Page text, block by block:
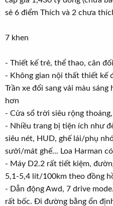
r
sẻ 6 điểm Thích và 2 chưa
7 khen
- Thiết kế trẻ, thể thao, cân
- Không gian nội thất thiết kế
Trần xe đổi sang vải màu
hơn
- Cửa sổ trời siêu rộng
- Nhiều trang bị tiện ích như
siêu nét, HUD, ghế lái/phụ
sưởi/mát ghế... Loa Harman
- Máy D2.2 rất tiết kiệm,
5,1-5,4 lít/100km theo đồng
- Dẫn động Awd, 7 drive
rất bốc. Đi đường bằng ổn